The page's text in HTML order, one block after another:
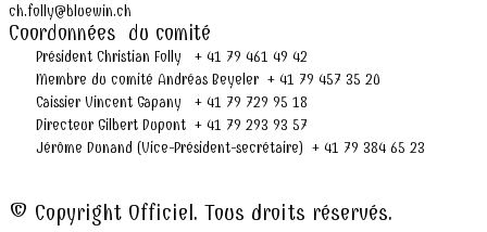
ch.folly@bluewin.ch
Coordonnées du comité
Président Christian Folly + 41 79 461 49 42
Membre du comité Andréas Beyeler + 41 79 457 35 20
Caissier Vincent Gapany + 41 79 729 95 18
Directeur Gilbert Dupont + 41 79 293 93 57
Jérôme Dunand (Vice-Président-secrétaire) + 41 79 384 65 23
© Copyright Officiel. Tous droits réservés.